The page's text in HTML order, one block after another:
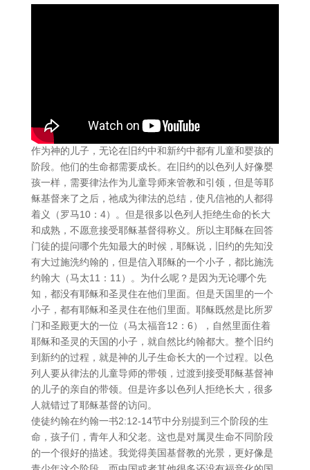
作为神的儿子，无论在旧约中和新约中都有儿童和婴孩的
阶段。他们的生命都需要成长。在旧约的以色列人好像婴
孩一样，需要律法作为儿童导师来管教和引领，但是等耶
稣基督来了之后，祂成为律法的总结，使凡信祂的人都得
着义（罗马10：4）。但是很多以色列人拒绝生命的长大
和成熟，不愿意接受耶稣基督得称义。所以主耶稣在回答
门徒的提问哪个先知最大的时候，耶稣说，旧约的先知没
有大过施洗约翰的，但是信入耶稣的一个小子，都比施洗
约翰大（马太11：11）。为什么呢？是因为无论哪个先
知，都没有耶稣和圣灵住在他们里面。但是天国里的一个
小子，都有耶稣和圣灵住在他们里面。耶稣既然是比所罗
门和圣殿更大的一位（马太福音12：6），自然里面住着
耶稣和圣灵的天国的小子，就自然比约翰都大。整个旧约
到新约的过程，就是神的儿子生命长大的一个过程。以色
列人要从律法的儿童导师的带领，过渡到接受耶稣基督神
的儿子的亲自的带领。但是许多以色列人拒绝长大，很多
人就错过了耶稣基督的访问。
使徒约翰在约翰一书2:12-14节中分别提到三个阶段的生
命，孩子们，青年人和父老。这也是对属灵生命不同阶段
的一个很好的描述。我觉得美国基督教的光景，更好像是